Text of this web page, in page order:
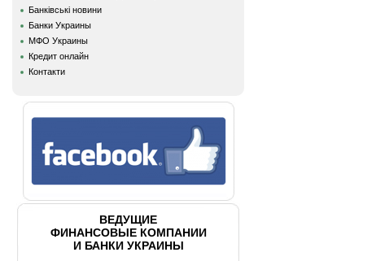
Банківські новини
Банки Украины
МФО Украины
Кредит онлайн
Контакти
ВЕДУЩИЕ
ФИНАНСОВЫЕ КОМПАНИИ
И БАНКИ УКРАИНЫ